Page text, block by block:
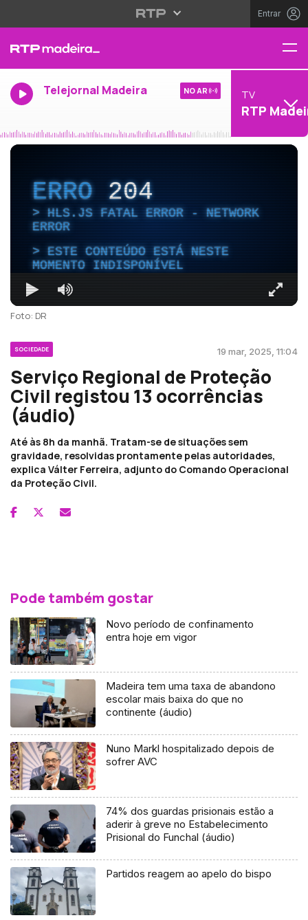
Entrar
Telejornal Madeira NO AR TV
RTP
ERRO204
HLS.JS FATAL ERROR - NETWORK
ERROR
ESTE CONTEÚDO ESTÁ NESTE
MOMENTO INDISPONÍVEL
Foto: DR
SOCIEDADE 19 mar, 2025, 11:04
Serviço Regional de Proteção
Civil registou 13 ocorrências
(áudio)
Até às 8h da manhã. Tratam-se de situações sem
gravidade, resolvidas prontamente pelas autoridades,
explica Válter Ferreira, adjunto do Comando Operacional
da Proteção Civil.
Pode também gostar
Novo período de confinamento
entra hoje em vigor
Madeira tem uma taxa de abandono
escolar mais baixa do que no
continente (áudio)
Nuno Markl hospitalizado depois de
sofrer AVC
74% dos guardas prisionais estão a
aderir à greve no Estabelecimento
Prisional do Funchal (áudio)
Partidos reagem ao apelo do bispo